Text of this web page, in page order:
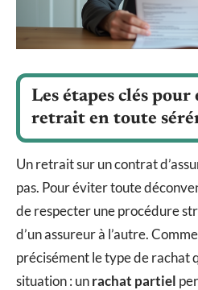
Les étapes clés
retrait en toute
Un retrait sur un contrat
pas. Pour éviter toute
de respecter une procédure
d’un assureur à l’autre.
précisément le type de rachat
situation : unrachat partiel